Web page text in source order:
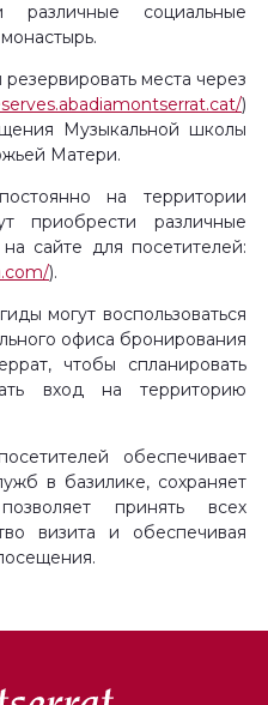
социальные
места через
abadiamontserrat.cat/)
Музыкальной школы
Матери.
на территории
приобрести различные
сайте для посетителей:
).
могут воспользоваться
офиса бронирования
чтобы спланировать
вход на территорию
обеспечивает
в базилике, сохраняет
принять всех
визита и обеспечивая